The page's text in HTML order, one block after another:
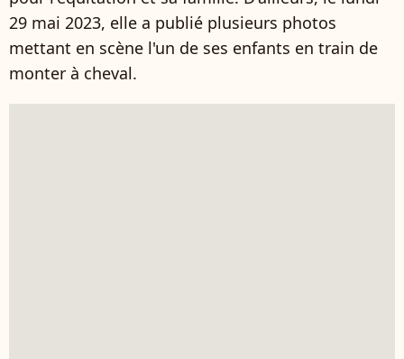
29 mai 2023, elle a publié plusieurs photos
mettant en scène l'un de ses enfants en train de
monter à cheval.